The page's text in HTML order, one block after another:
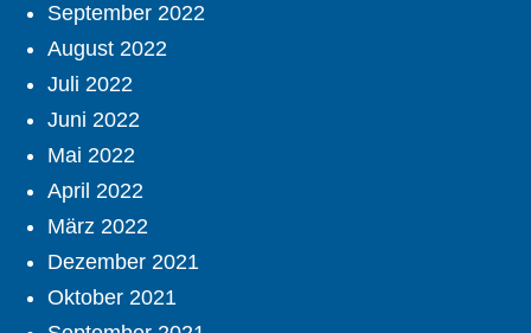
September 2022
August 2022
Juli 2022
Juni 2022
Mai 2022
April 2022
März 2022
Dezember 2021
Oktober 2021